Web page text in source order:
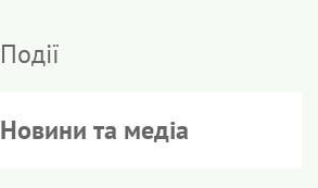
Події
Новини та медіа